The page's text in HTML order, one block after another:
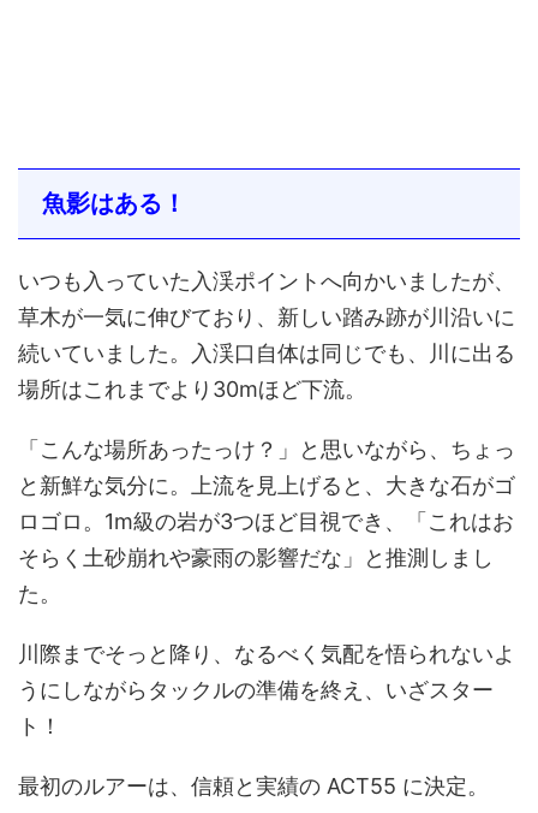
魚影はある！
いつも入っていた入渓ポイントへ向かいましたが、
草木が一気に伸びており、新しい踏み跡が川沿いに
続いていました。入渓口自体は同じでも、川に出る
場所はこれまでより30mほど下流。
「こんな場所あったっけ？」と思いながら、ちょっ
と新鮮な気分に。上流を見上げると、大きな石がゴ
ロゴロ。1m級の岩が3つほど目視でき、「これはお
そらく土砂崩れや豪雨の影響だな」と推測しまし
た。
川際までそっと降り、なるべく気配を悟られないよ
うにしながらタックルの準備を終え、いざスター
ト！
最初のルアーは、信頼と実績の ACT55 に決定。